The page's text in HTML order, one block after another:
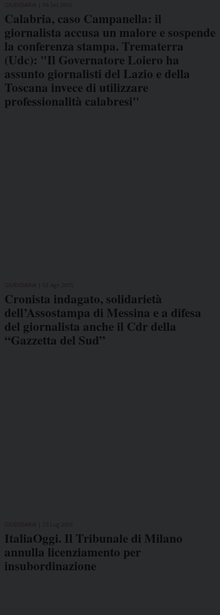
GIUDIZIARIA
Calabria, caso Campanella: il
giornalista accusa un malore e sospende
la conferenza stampa. Trematerra
(Udc): "Il Governatore Loiero ha
assunto giornalisti del Lazio e della
Toscana invece di utilizzare
professionalità calabresi"
GIUDIZIARIA
Cronista indagato, solidarietà
dell’Assostampa di Messina e a difesa
del giornalista anche il Cdr della
“Gazzetta del Sud”
GIUDIZIARIA
ItaliaOggi. Il Tribunale di Milano
annulla licenziamento per
insubordinazione